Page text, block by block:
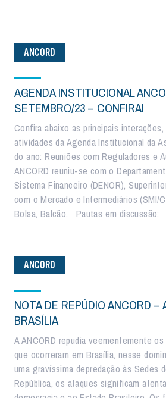
ANCORD
AGENDA INSTITUCIONAL
SETEMBRO/23 – CONFIRA!
Confira abaixo as principais
atividades da Agenda Institucional da
do ano: Reuniões com Reguladores e
ANCORD reuniu-se com o
Sistema Financeiro (DENOR),
com o Mercado e Intermediários (SMI/
Bolsa, Balcão. Pautas em
ANCORD
NOTA DE REPÚDIO ANCORD –
BRASÍLIA
A ANCORD repudia veementemente
que ocorreram em Brasília, nesse
uma gravíssima depredação às Sedes
República, os ataques significam